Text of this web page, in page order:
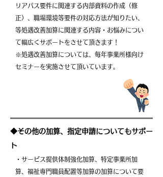
リアパス要件に関連する内部資料の作成（修
正）、職場環境等要件の対応方法が知りたい、
等処遇改善加算に関連する内容・お悩みについ
て幅広くサポートをさせて頂きます！
※処遇改善加算については、毎年事業所様向け
セミナーを実施させて頂いています。
​◆その他の加算、指定申請についてもサポー
ト
・サービス提供体制強化加算、特定事業所加
算、福祉専門職員配置等加算の加算について要